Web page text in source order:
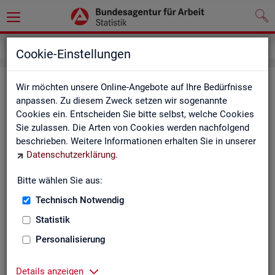
Cookie-Einstellungen
Wir möchten unsere Online-Angebote auf Ihre Bedürfnisse
anpassen. Zu diesem Zweck setzen wir sogenannte
Cookies ein. Entscheiden Sie bitte selbst, welche Cookies
Sie zulassen. Die Arten von Cookies werden nachfolgend
beschrieben. Weitere Informationen erhalten Sie in unserer
Datenschutzerklärung.
Bitte wählen Sie aus:
Technisch Notwendig
Statistik
Personalisierung
Details anzeigen
Im­pres­sum der Sta­tis­tik der Bun­
des­agen­tur für Ar­beit (BA)
In­for­ma­tio­nen über den Her­aus­ge­ber
Im­pres­sum der Bun­des­agen­tur für Ar­beit
Nut­zungs- und Be­zugs­be­din­gun­gen
Co­py­right und Mar­ken­schutz
Die In­hal­te des In­ter­net­auf­tritts der BA sowie die Pro­duk­te
der Sta­tis­tik der BA ste­hen im geis­ti­gen Ei­gen­tum der BA und